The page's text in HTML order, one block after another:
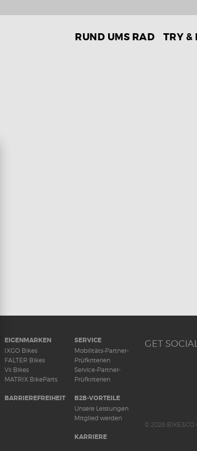
RUND UMS RAD TRY &
EIGENMARKEN
IXGO Bikes
FALTER Bikes
Vii Bikes
MATRIX BikeParts
BARRIEREFREIHEIT
SERVICE
Mobilitäts-Partner-
Prüfkriterien
Service-Partner-
Prüfkriterien
B2B-VORTEILE
Unsere Leistungen
Mitglied werden
KARRIERE
GET
© 2026 BIKE&CO